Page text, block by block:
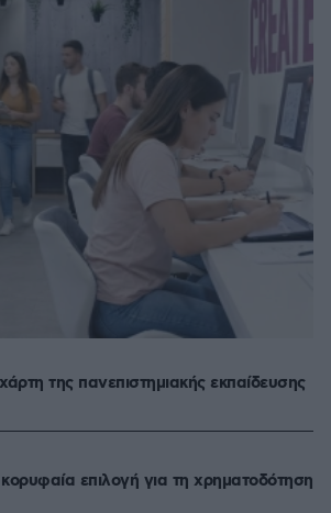
της πανεπιστημιακής εκπαίδευσης
επιλογή για τη χρηματοδότηση